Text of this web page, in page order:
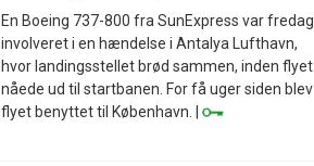
En Boeing 737-800 fra SunExpress var fredag
involveret i en hændelse i Antalya Lufthavn,
hvor landingsstellet brød sammen, inden flyet
nåede ud til startbanen. For få uger siden blev
flyet benyttet til København. |